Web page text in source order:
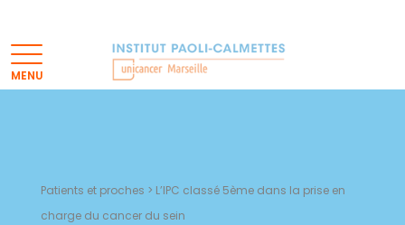
Patients et proches > L’IPC classé 5ème dans la prise en
charge du cancer du sein